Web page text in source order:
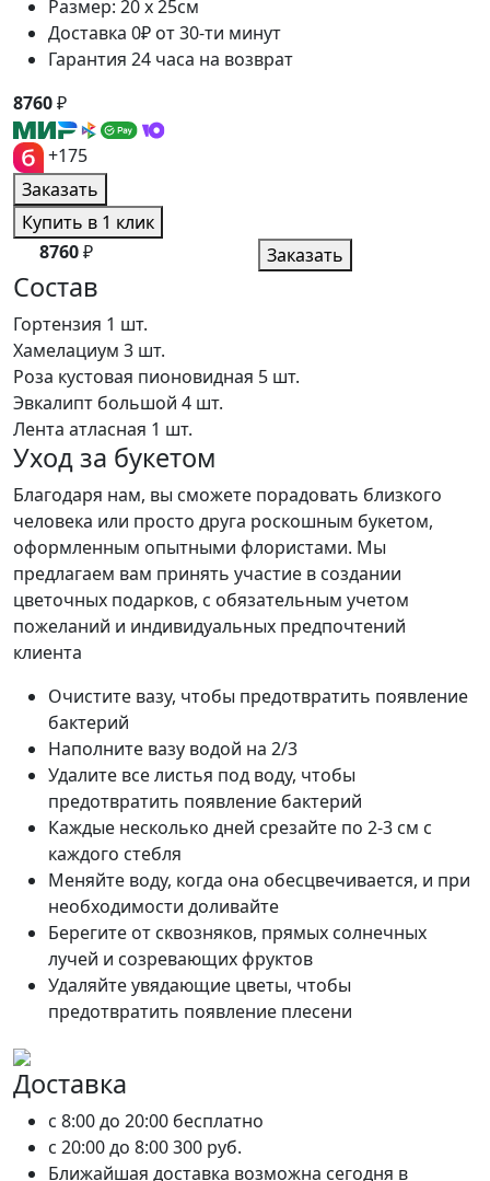
Размер: 20 x 25см
Доставка 0₽ от 30-ти минут
Гарантия 24 часа на возврат
8760₽
+175
Заказать
Купить в 1 клик
8760₽ Заказать
Состав
Гортензия 1 шт.
Хамелациум 3 шт.
Роза кустовая пионовидная 5 шт.
Эвкалипт большой 4 шт.
Лента атласная 1 шт.
Уход за букетом
Благодаря нам, вы сможете порадовать близкого
человека или просто друга роскошным букетом,
оформленным опытными флористами. Мы
предлагаем вам принять участие в создании
цветочных подарков, с обязательным учетом
пожеланий и индивидуальных предпочтений
клиента
Очистите вазу, чтобы предотвратить появление
бактерий
Наполните вазу водой на 2/3
Удалите все листья под воду, чтобы
предотвратить появление бактерий
Каждые несколько дней срезайте по 2-3 см с
каждого стебля
Меняйте воду, когда она обесцвечивается, и при
необходимости доливайте
Берегите от сквозняков, прямых солнечных
лучей и созревающих фруктов
Удаляйте увядающие цветы, чтобы
предотвратить появление плесени
Доставка
c 8:00 до 20:00 бесплатно
c 20:00 до 8:00300 руб.
Ближайшая доставка возможна сегодня в